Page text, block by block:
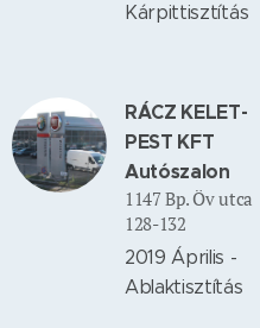
Kárpittisztítás
RÁCZ KELET-
PEST KFT
Autószalon
1147 Bp. Öv utca
128-132
2019 Április -
Ablaktisztítás